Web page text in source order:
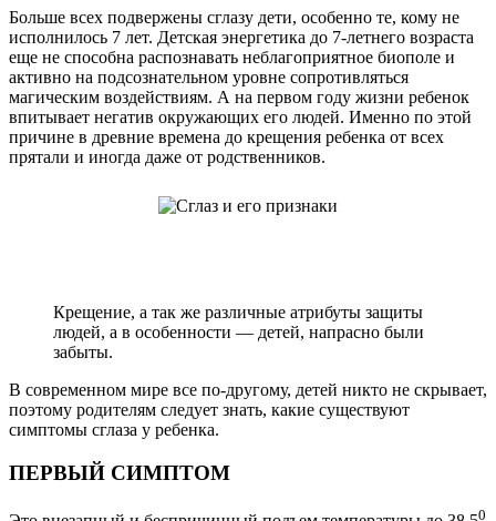
Больше всех подвержены сглазу дети, особенно те, кому не
исполнилось 7 лет. Детская энергетика до 7-летнего возраста
еще не способна распознавать неблагоприятное биополе и
активно на подсознательном уровне сопротивляться
магическим воздействиям. А на первом году жизни ребенок
впитывает негатив окружающих его людей. Именно по этой
причине в древние времена до крещения ребенка от всех
прятали и иногда даже от родственников.
Крещение, а так же различные атрибуты защиты
людей, а в особенности — детей, напрасно были
забыты.
В современном мире все по-другому, детей никто не скрывает,
поэтому родителям следует знать, какие существуют
симптомы сглаза у ребенка.
ПЕРВЫЙ СИМПТОМ
0